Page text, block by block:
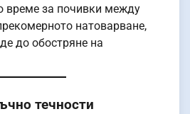
време за почивки между
натоварване,
до обостряне на
течности